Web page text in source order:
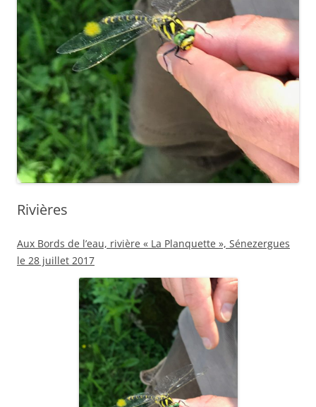
Rivières
Aux Bords de l’eau, rivière « La Planquette », Sénezergues
le 28 juillet 2017